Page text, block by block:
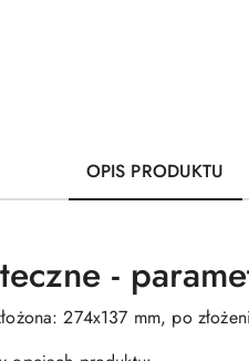
OPIS PRODUKTU
-
274x137 mm, po